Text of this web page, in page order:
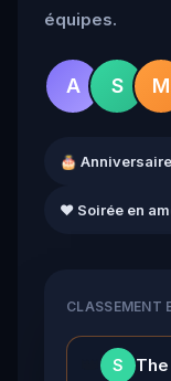
équipes.
A S M
🎂
❤️ Soirée en
CLASSEMENT
S